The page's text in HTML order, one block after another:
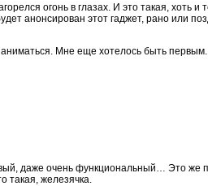
огонь в глазах. И это такая, хоть и
анонсирован этот гаджет, рано или
Мне еще хотелось быть
даже очень функциональный… Это же
такая, железячка.